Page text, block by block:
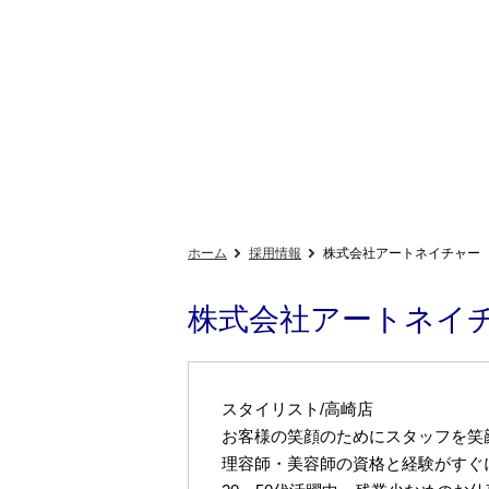
ホーム 採用情報 株式会社アートネイチャ
株式会社アートネ
スタイリスト/高崎店
お客様の笑顔のためにスタッフを
理容師・美容師の資格と経験がすぐ